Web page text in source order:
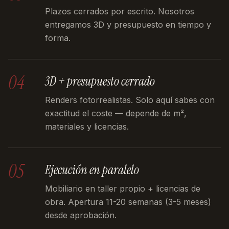
Plazos cerrados por escrito. Nosotros
entregamos 3D y presupuesto en tiempo y
forma.
04 3D + presupuesto cerrado
Renders fotorrealistas. Solo aquí sabes con
exactitud el coste — depende de m²,
materiales y licencias.
05 Ejecución en paralelo
Mobiliario en taller propio + licencias de
obra. Apertura 11-20 semanas (3-5 meses)
desde aprobación.